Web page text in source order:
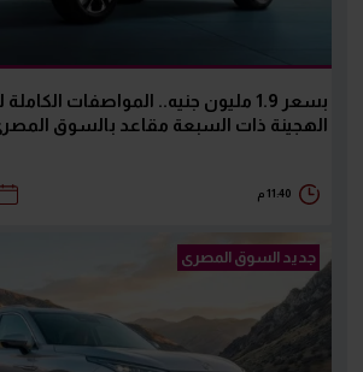
الهجينة ذات السبعة مقاعد بالسوق
11:40 م
جديد السوق المصرى